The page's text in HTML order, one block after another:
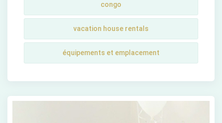
congo
vacation house rentals
équipements et emplacement